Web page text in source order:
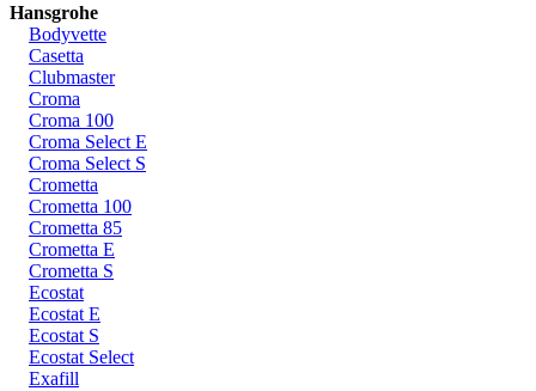
Hansgrohe
Bodyvette
Casetta
Clubmaster
Croma
Croma 100
Croma Select E
Croma Select S
Crometta
Crometta 100
Crometta 85
Crometta E
Crometta S
Ecostat
Ecostat E
Ecostat S
Ecostat Select
Exafill